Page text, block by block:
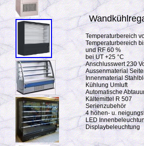
Temperaturbereich
Temperaturbereich
und RF 60 %
bei UT +25 °C
Anschlusswert 230
Aussenmaterial
Innenmaterial
Kühlung Umluft
Automatische
Kältemittel R 507
Serienzubehör
4 höhen- u.
LED
Displaybeleuchtung